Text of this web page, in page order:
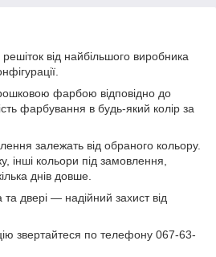
від найбільшого виробника
фарбою відповідно до
фарбування в будь-який колір за
залежать від обраного кольору.
інші кольори під замовлення,
днів довше.
та двері — надійний захист від
звертайтеся по телефону 067-63-